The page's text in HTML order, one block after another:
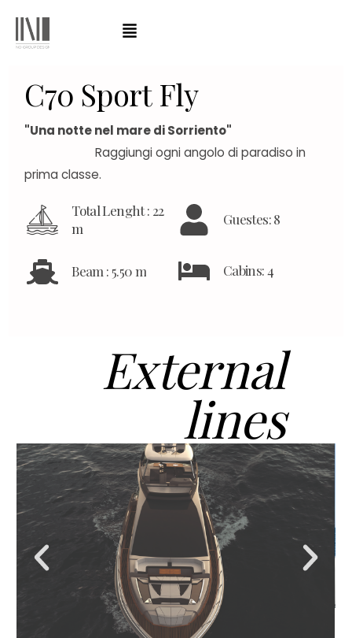
C70 Sport Fly
"Una notte nel mare di Sorriento"
Raggiungi ogni angolo di paradiso in
prima classe.
Total Lenght : 22
m
Beam : 5.50 m
Guestes: 8
Cabins: 4
External
lines